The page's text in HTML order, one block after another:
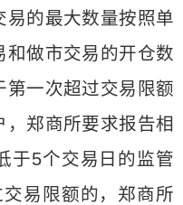
易的最大数量按照单
和做市交易的开仓数
第一次超过交易限额
郑商所要求报告相
于5个交易日的监管
易限额的，郑商所